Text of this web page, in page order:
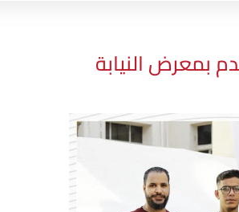
بمعرض النيابة